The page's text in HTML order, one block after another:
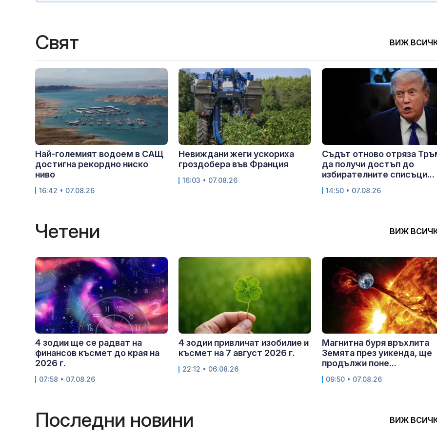
Свят ВИЖ
Най-големият водоем в САЩ
достигна рекордно ниско
ниво
16:42 • 07.08.26
Невиждани жеги ускориха
гроздобера във Франция
16:03 • 07.08.26
Съдът отново отряза
да получи достъп до
избирателните списъци...
14:50 • 07.08.26
Четени ВИЖ
4 зодии ще се радват на
финансов късмет до края на
2026 г.
07:58 • 07.08.26
4 зодии привличат изобилие и
късмет на 7 август 2026 г.
22:12 • 06.08.26
Магнитна буря връхлита
Земята през уикенда, ще
продължи поне...
09:50 • 07.08.26
Последни новини ВИЖ